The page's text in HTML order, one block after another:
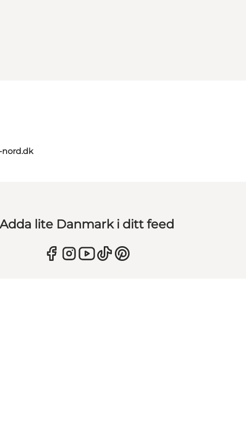
Adda lite Danmark i ditt feed